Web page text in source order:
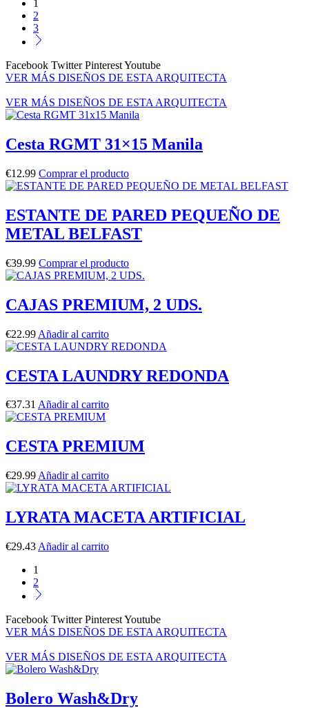
1
2
3
Facebook Twitter PinterestYoutube
VER MÁS DISEÑOS DE ESTA ARQUITECTA
VER MÁS DISEÑOS DE ESTA ARQUITECTA
Cesta RGMT 31×15 Manila
€12.99 Comprar el producto
ESTANTE DE PARED PEQUEÑO DE
METAL BELFAST
€39.99 Comprar el producto
CAJAS PREMIUM, 2 UDS.
€22.99 Añadir al carrito
CESTA LAUNDRY REDONDA
€37.31 Añadir al carrito
CESTA PREMIUM
€29.99 Añadir al carrito
LYRATA MACETA ARTIFICIAL
€29.43 Añadir al carrito
1
2
Facebook Twitter PinterestYoutube
VER MÁS DISEÑOS DE ESTA ARQUITECTA
VER MÁS DISEÑOS DE ESTA ARQUITECTA
Bolero Wash&Dry